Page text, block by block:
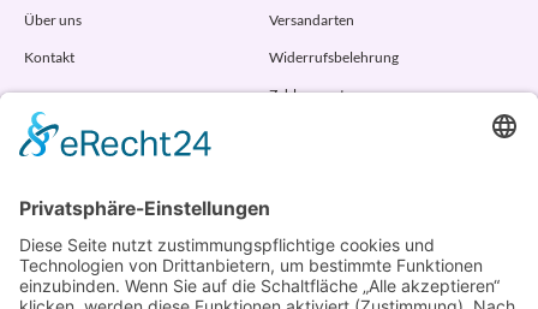
Über uns
Kontakt
Versandarten
Widerrufsbelehrung
Zahlungsarten
Randstr. 28
47804 Krefeld